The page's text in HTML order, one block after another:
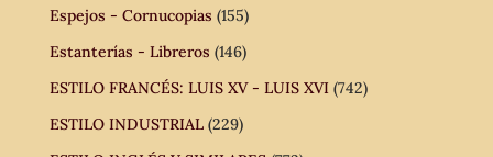
Espejos - Cornucopias (155)
Estanterías - Libreros (146)
ESTILO FRANCÉS: LUIS XV - LUIS XVI (742)
ESTILO INDUSTRIAL (229)